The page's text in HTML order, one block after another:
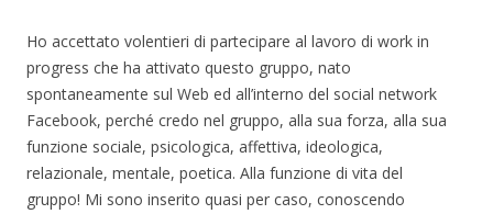
Ho accettato volentieri di partecipare al lavoro di work in
progress che ha attivato questo gruppo, nato
spontaneamente sul Web ed all’interno del social network
Facebook, perché credo nel gruppo, alla sua forza, alla sua
funzione sociale, psicologica, affettiva, ideologica,
relazionale, mentale, poetica. Alla funzione di vita del
gruppo! Mi sono inserito quasi per caso, conoscendo